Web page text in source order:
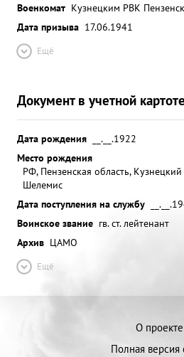
Военкомат Кузнецким РВК
Дата призыва 17.06.1941
Ещё
Документ в учетной
Дата рождения
__.__.1922
Место рождения
РФ, Пензенская область,
Шелемис
Дата поступления на службу
Воинское звание гв. ст. лейтенант
Архив ЦАМО
Ещё
О проекте
Полная версия